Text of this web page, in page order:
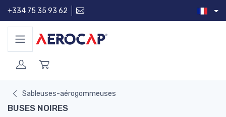
+334 75 35 93 62
Sableuses-aérogommeuses
BUSES NOIRES